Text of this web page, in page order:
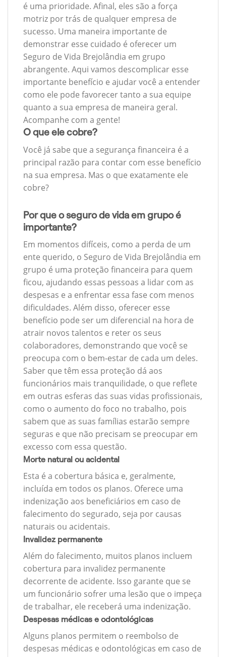
é uma prioridade. Afinal, eles são a força
motriz por trás de qualquer empresa de
sucesso. Uma maneira importante de
demonstrar esse cuidado é oferecer um
Seguro de Vida Brejolândia em grupo
abrangente. Aqui vamos descomplicar esse
importante benefício e ajudar você a entender
como ele pode favorecer tanto a sua equipe
quanto a sua empresa de maneira geral.
Acompanhe com a gente!
O que ele cobre?
Você já sabe que a segurança financeira é a
principal razão para contar com esse benefício
na sua empresa. Mas o que exatamente ele
cobre?
Por que o seguro de vida em grupo é
importante?
Em momentos difíceis, como a perda de um
ente querido, o Seguro de Vida Brejolândia em
grupo é uma proteção financeira para quem
ficou, ajudando essas pessoas a lidar com as
despesas e a enfrentar essa fase com menos
dificuldades. Além disso, oferecer esse
benefício pode ser um diferencial na hora de
atrair novos talentos e reter os seus
colaboradores, demonstrando que você se
preocupa com o bem-estar de cada um deles.
Saber que têm essa proteção dá aos
funcionários mais tranquilidade, o que reflete
em outras esferas das suas vidas profissionais,
como o aumento do foco no trabalho, pois
sabem que as suas famílias estarão sempre
seguras e que não precisam se preocupar em
excesso com essa questão.
Morte natural ou acidental
Esta é a cobertura básica e, geralmente,
incluída em todos os planos. Oferece uma
indenização aos beneficiários em caso de
falecimento do segurado, seja por causas
naturais ou acidentais.
Invalidez permanente
Além do falecimento, muitos planos incluem
cobertura para invalidez permanente
decorrente de acidente. Isso garante que se
um funcionário sofrer uma lesão que o impeça
de trabalhar, ele receberá uma indenização.
Despesas médicas e odontológicas
Alguns planos permitem o reembolso de
despesas médicas e odontológicas em caso de